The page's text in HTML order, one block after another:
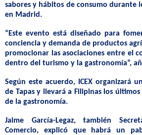
sabores y hábitos de consumo durante
en Madrid.
“Este evento está diseñado para
conciencia y demanda de productos
promocionar las asociaciones entre el
dentro del turismo y la gastronomía”,
Según este acuerdo, ICEX organizará
de Tapas y llevará a Filipinas los
de la gastronomía.
Jaime García-Legaz, también
Comercio, explicó que habrá un